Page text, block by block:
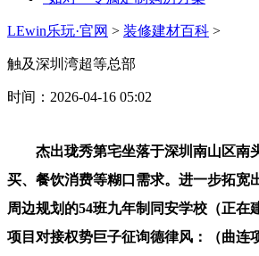
LEwin乐玩·官网 > 装修建材百科 >
触及深圳湾超等总部
时间：2026-04-16 05:02
杰出珑秀第宅坐落于深圳南山区南头
买、餐饮消费等糊口需求。进一步拓宽
周边规划的54班九年制同安学校（正在
项目对接权势巨子征询德律风：（曲连